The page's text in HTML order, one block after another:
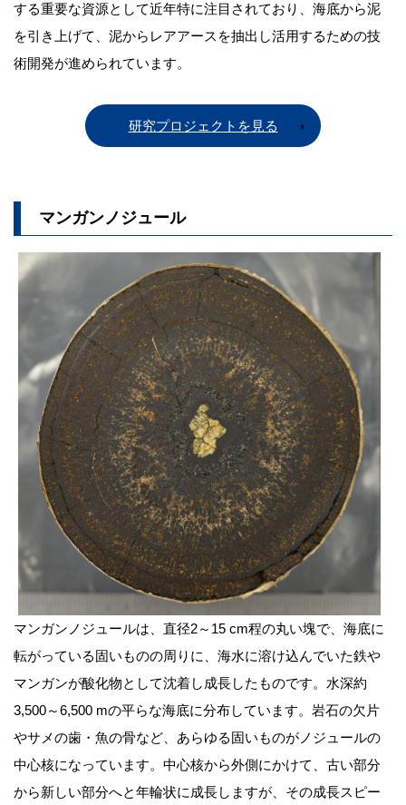
する重要な資源として近年特に注目されており、海底から泥
を引き上げて、泥からレアアースを抽出し活用するための技
術開発が進められています。
研究プロジェクトを見る
マンガンノジュール
マンガンノジュールは、直径2～15 cm程の丸い塊で、海底に
転がっている固いものの周りに、海水に溶け込んでいた鉄や
マンガンが酸化物として沈着し成長したものです。水深約
3,500～6,500 mの平らな海底に分布しています。岩石の欠片
やサメの歯・魚の骨など、あらゆる固いものがノジュールの
中心核になっています。中心核から外側にかけて、古い部分
から新しい部分へと年輪状に成長しますが、その成長スピー